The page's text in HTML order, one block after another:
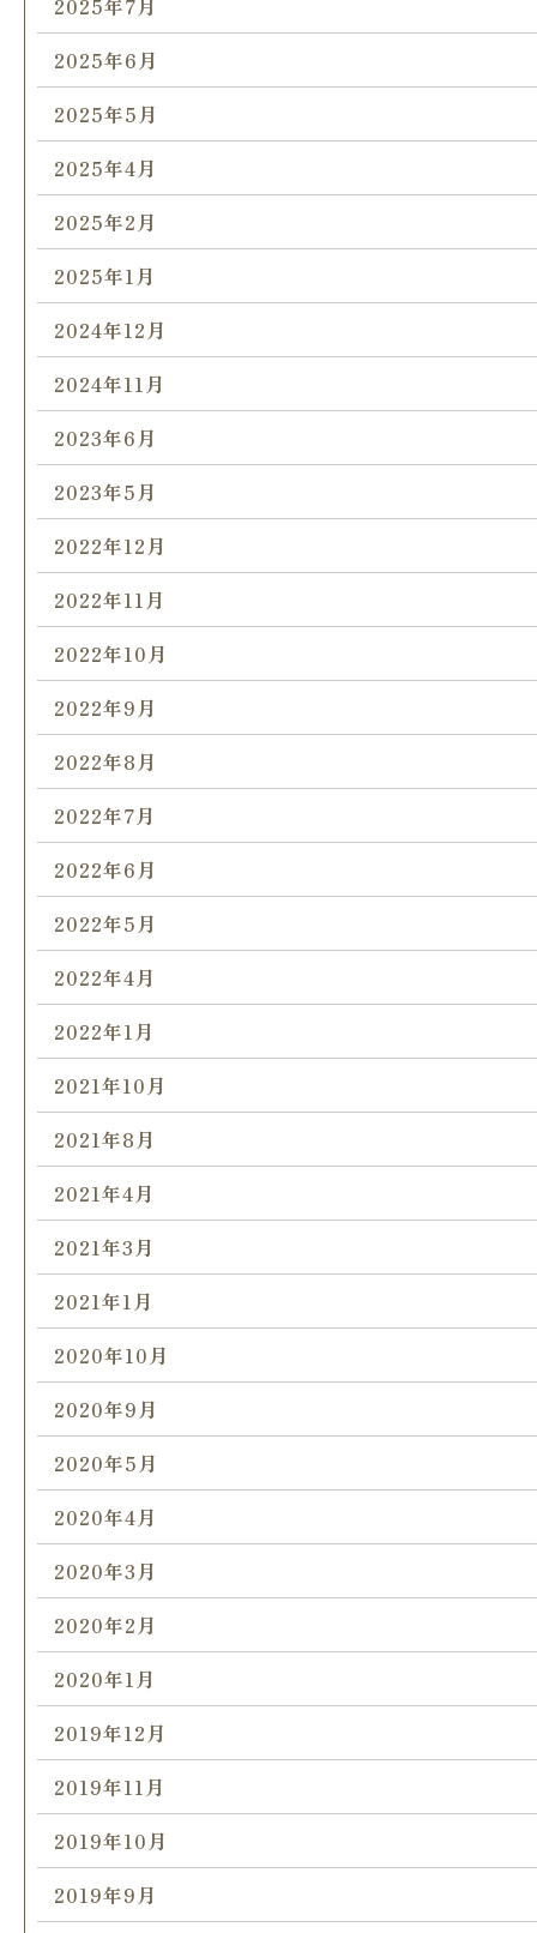
2025年7月
2025年6月
2025年5月
2025年4月
2025年2月
2025年1月
2024年12月
2024年11月
2023年6月
2023年5月
2022年12月
2022年11月
2022年10月
2022年9月
2022年8月
2022年7月
2022年6月
2022年5月
2022年4月
2022年1月
2021年10月
2021年8月
2021年4月
2021年3月
2021年1月
2020年10月
2020年9月
2020年5月
2020年4月
2020年3月
2020年2月
2020年1月
2019年12月
2019年11月
2019年10月
2019年9月